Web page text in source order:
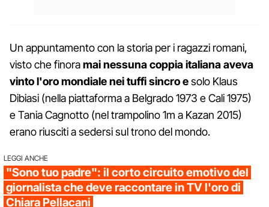
Un appuntamento con la storia per i ragazzi romani,
visto che finoramai nessuna coppia italiana aveva
vinto l'oro mondiale nei tuffi sincro esolo Klaus
Dibiasi (nella piattaforma a Belgrado 1973 e Cali 1975)
e Tania Cagnotto (nel trampolino 1m a Kazan 2015)
erano riusciti a sedersi sul trono del mondo.
LEGGI ANCHE
"Sono tuo padre": il corto circuito emotivo del
giornalista che deve raccontare in TV l'oro di
Chiara Pellacani